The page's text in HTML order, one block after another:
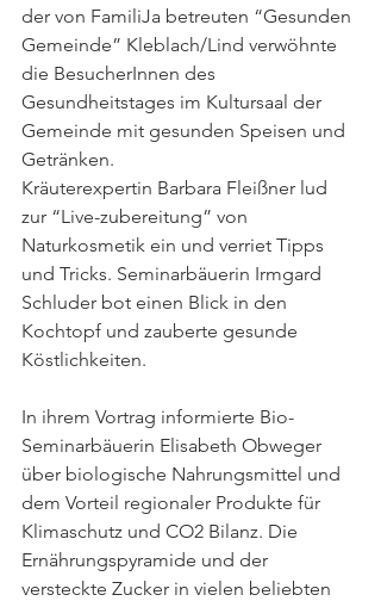
der von FamiliJa betreuten “Gesunden
Gemeinde” Kleblach/Lind verwöhnte
die BesucherInnen des
Gesundheitstages im Kultursaal der
Gemeinde mit gesunden Speisen und
Getränken.
Kräuterexpertin Barbara Fleißner lud
zur “Live-zubereitung” von
Naturkosmetik ein und verriet Tipps
und Tricks. Seminarbäuerin Irmgard
Schluder bot einen Blick in den
Kochtopf und zauberte gesunde
Köstlichkeiten.
In ihrem Vortrag informierte Bio-
Seminarbäuerin Elisabeth Obweger
über biologische Nahrungsmittel und
dem Vorteil regionaler Produkte für
Klimaschutz und CO2 Bilanz. Die
Ernährungspyramide und der
versteckte Zucker in vielen beliebten